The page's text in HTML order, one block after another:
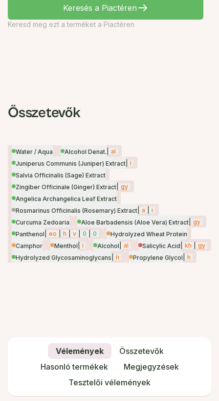
Keresés a Piactéren
Keresd meg ezt a terméket a Piactéren
Összetevők
Water / Aqua Alcohol Denat.
al
Juniperus Communis (Juniper) Extract i
Salvia Officinalis (Sage) Extract
Zingiber Officinale (Ginger) Extract gy
Angelica Archangelica Leaf Extract
Rosmarinus Officinalis (Rosemary) Extract a
i
Curcuma Zedoaria
Aloe Barbadensis (Aloe Vera) Extract gy
Panthenol
eo h v 0 0
Hydrolyzed Wheat Protein
Camphor
Menthol i Alcohol al Salicylic Acid kh
gy
Hydrolyzed Glycosaminoglycans
h Propylene Glycol h
Vélemények
Összetevők
Hasonló termékek
Megjegyzések
Tesztelői vélemények